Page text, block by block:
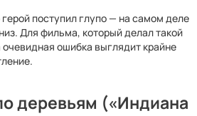
поступил глупо — на самом деле
Для фильма, который делал такой
ошибка выглядит крайне
деревьям («Индиана